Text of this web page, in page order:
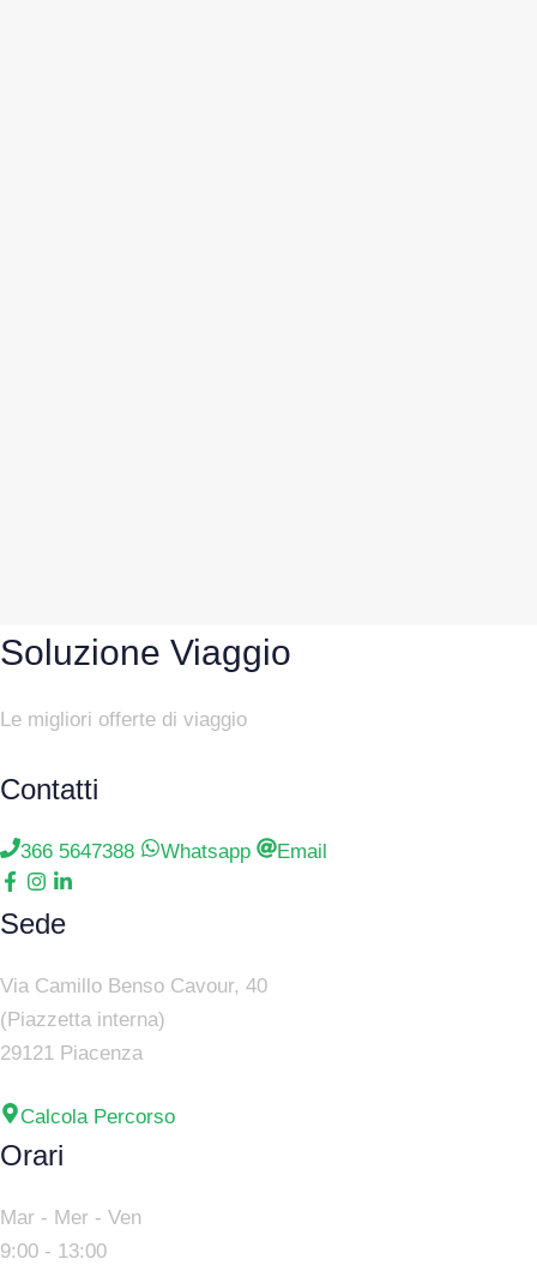
Soluzione Viaggio
Le migliori offerte di viaggio
Contatti
366 5647388 Whatsapp Email
Sede
Via Camillo Benso Cavour, 40
(Piazzetta interna)
29121 Piacenza
Calcola Percorso
Orari
Mar - Mer - Ven
9:00 - 13:00